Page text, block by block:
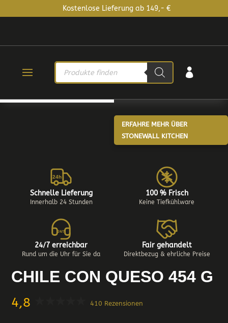
Kostenlose Lieferung ab 149,- €
PRODUCTS
SEARCH

CHILE CON QUESO 454 G
4,8 410 Rezensionen
ERFAHRE MEHR ÜBER
STONEWALL KITCHEN
24h
Schnelle Lieferung
Innerhalb 24 Stunden
100 % Frisch
Keine Tiefkühlware
24/7
24/7 erreichbar
Rund um die Uhr für Sie da
Fair gehandelt
Direktbezug & ehrliche Preise